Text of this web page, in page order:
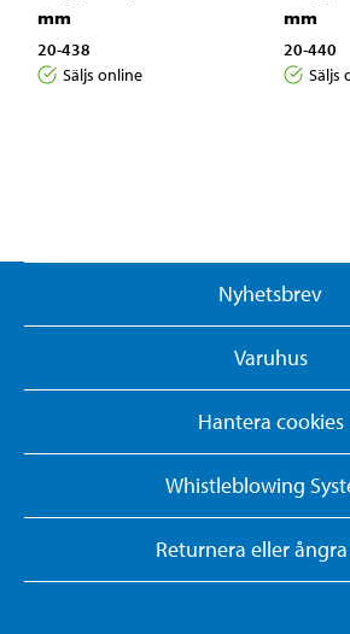
mm
20-438
Säljs online
mm
20-440
Säljs
Nyhetsbrev
Varuhus
Hantera cookies
Whistleblowing
Returnera eller